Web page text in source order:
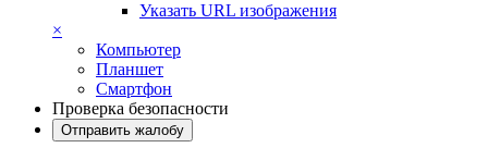
Указать URL изображения
×
Компьютер
Планшет
Смартфон
Проверка безопасности
Отправить жалобу